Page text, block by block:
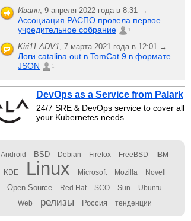
Иванн, 9 апреля 2022 года в 8:31 →
Ассоциация РАСПО провела первое
учредительное собрание
1
Kiri11.ADV1, 7 марта 2021 года в 12:01 →
Логи catalina.out в TomCat 9 в формате
JSON
1
DevOps as a Service from Palark
24/7 SRE & DevOps service to cover all
your Kubernetes needs.
Android BSD Debian Firefox FreeBSD IBM
KDE Linux Microsoft Mozilla Novell
Open Source Red Hat SCO Sun Ubuntu
Web релизы Россия тенденции